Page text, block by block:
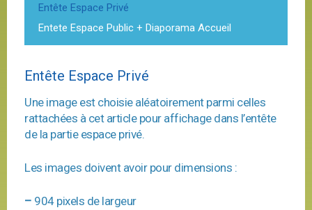
Entête Espace Privé
Entete Espace Public + Diaporama Accueil
Entête Espace Privé
Une image est choisie aléatoirement parmi celles
rattachées à cet article pour affichage dans l’entête
de la partie espace privé.
Les images doivent avoir pour dimensions :
– 904 pixels de largeur